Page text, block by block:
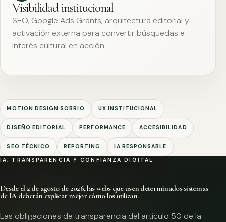
Visibilidad institucional
SEO, Google Ads Grants, arquitectura editorial y
activación externa para convertir búsquedas e
interés cultural en acción.
MOTION DESIGN SOBRIO UX INSTITUCIONAL
DISEÑO EDITORIAL PERFORMANCE ACCESIBILIDAD
SEO TÉCNICO REPORTING IA RESPONSABLE
IA, TRANSPARENCIA Y CONFIANZA DIGITAL
Desde el 2 de agosto de 2026, las webs que usen determinados sistemas
de IA deberán explicar mejor cómo los utilizan.
Las obligaciones de transparencia del artículo 50 de la